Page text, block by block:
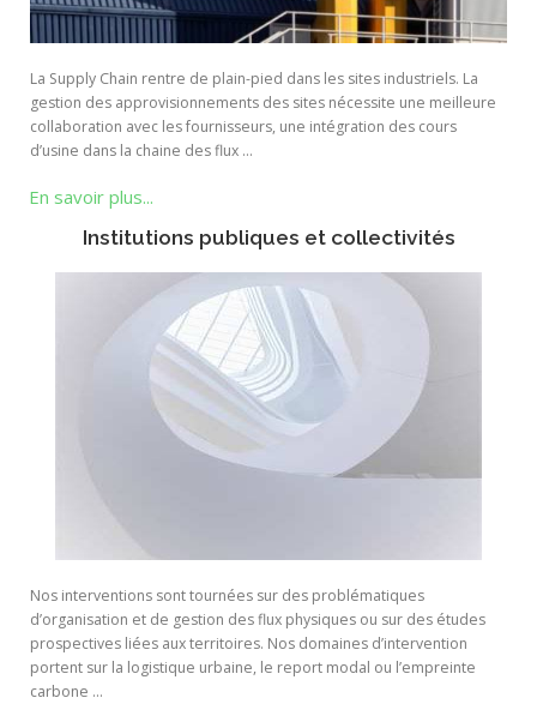
La Supply Chain rentre de plain-pied dans les sites industriels. La
gestion des approvisionnements des sites nécessite une meilleure
collaboration avec les fournisseurs, une intégration des cours
d’usine dans la chaine des flux …
En savoir plus...
Institutions publiques et collectivités
Nos interventions sont tournées sur des problématiques
d’organisation et de gestion des flux physiques ou sur des études
prospectives liées aux territoires. Nos domaines d’intervention
portent sur la logistique urbaine, le report modal ou l’empreinte
carbone …